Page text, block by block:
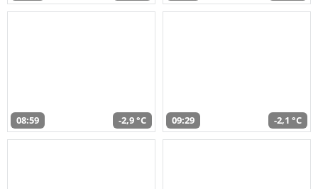
08:59 -2,9 °C 09:29 -2,1 °C